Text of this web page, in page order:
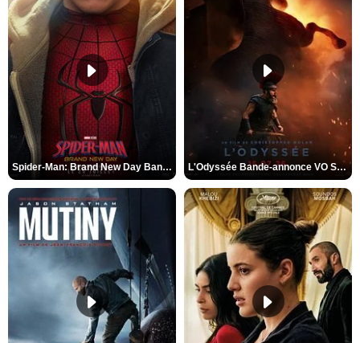
Spider-Man: Brand New Day Bande-annonce VO STFR L'Odyssée Bande-annonce VO STFR